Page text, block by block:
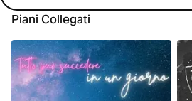
Piani Collegati